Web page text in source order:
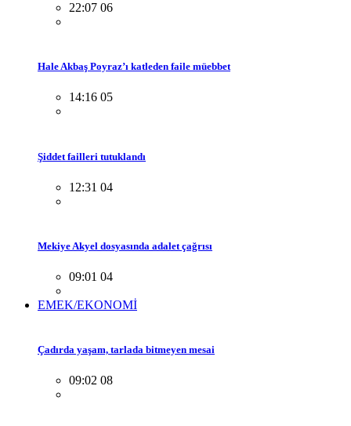
22:07 06
Hale Akbaş Poyraz’ı katleden faile müebbet
14:16 05
Şiddet failleri tutuklandı
12:31 04
Mekiye Akyel dosyasında adalet çağrısı
09:01 04
EMEK/EKONOMİ
Çadırda yaşam, tarlada bitmeyen mesai
09:02 08